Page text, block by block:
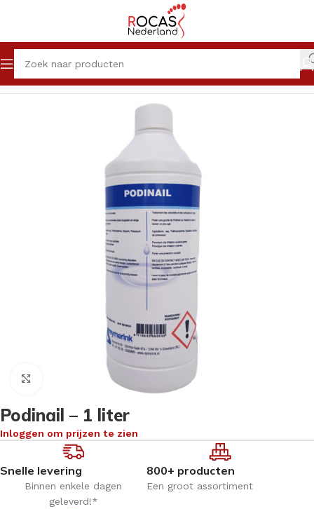
Home Winkel Pedicureproducten Vloeistoffen
Klik om te vergroten
Podinail – 1 liter
Inloggen om prijzen te zien
Snelle levering
Binnen enkele dagen
geleverd!*
800+ producten
Een groot assortiment